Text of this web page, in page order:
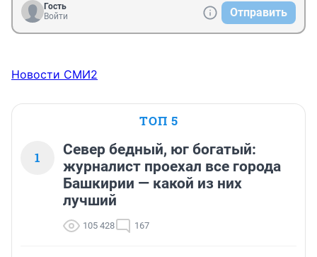
Гость
Войти
Отправить
Новости СМИ2
ТОП 5
1
Север бедный, юг богатый:
журналист проехал все города
Башкирии — какой из них
лучший
105 428 167